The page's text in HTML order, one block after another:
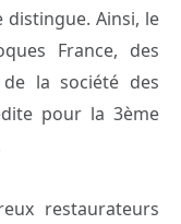
Ainsi, le
France, des
la société des
pour la 3ème
restaurateurs